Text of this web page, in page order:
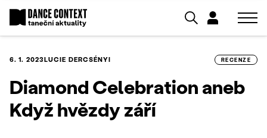
6. 1. 2023LUCIE DERCSÉNYI RECENZE
Diamond Celebration aneb
Když hvězdy září